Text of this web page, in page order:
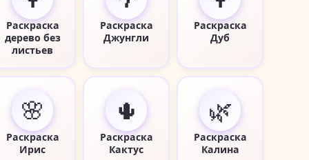
Раскраска
дерево без
листьев
Раскраска
Джунгли
Раскраска
Дуб
🌸
Раскраска
Ирис
🌵
Раскраска
Кактус
🌿
Раскраска
Калина